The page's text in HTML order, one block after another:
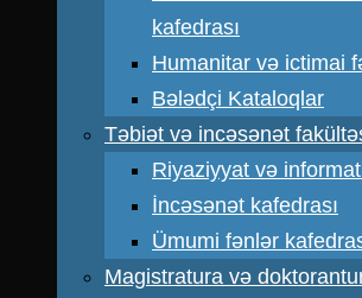
kafedrası
Humanitar və ictimai
Bələdçi Kataloqlar
Təbiət və incəsənət
Riyaziyyat və
İncəsənət kafedrası
Ümumi fənlər
Magistratura və